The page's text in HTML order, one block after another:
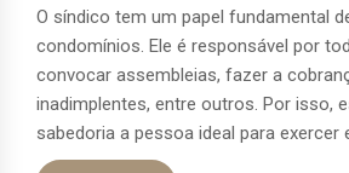
O síndico tem um papel fundamental
condomínios. Ele é responsável por
convocar assembleias, fazer a
inadimplentes, entre outros. Por isso,
sabedoria a pessoa ideal para exercer